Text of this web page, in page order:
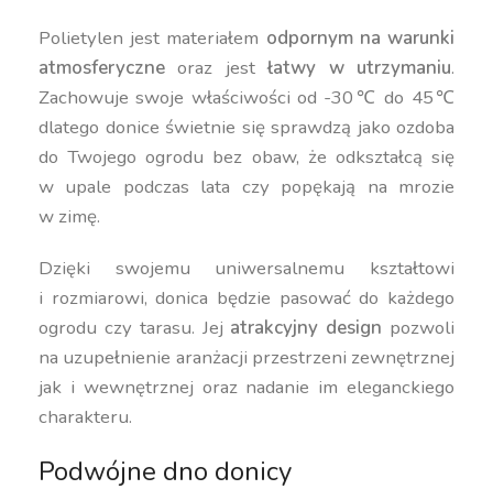
Polietylen jest materiałem odpornym na warunki
atmosferyczne oraz jestłatwy w utrzymaniu.
Zachowuje swoje właściwości od -30℃ do 45℃
dlatego donice świetnie się sprawdzą jako ozdoba
do Twojego ogrodu bez obaw, że odkształcą się
w upale podczas lata czy popękają na mrozie
w zimę.
Dzięki swojemu uniwersalnemu kształtowi
i rozmiarowi, donica będzie pasować do każdego
ogrodu czy tarasu. Jej atrakcyjny design pozwoli
na uzupełnienie aranżacji przestrzeni zewnętrznej
jak i wewnętrznej oraz nadanie im eleganckiego
charakteru.
Podwójne dno donicy